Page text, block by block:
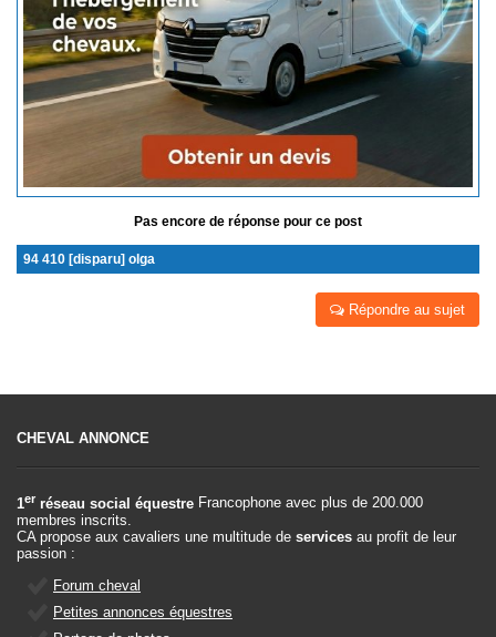
Pas encore de réponse pour ce post
94 410 [disparu] olga
Répondre au sujet
CHEVAL ANNONCE
1er réseau social équestre Francophone avec plus de 200.000
membres inscrits.
CA propose aux cavaliers une multitude de services au profit de leur
passion :
Forum cheval
Petites annonces équestres